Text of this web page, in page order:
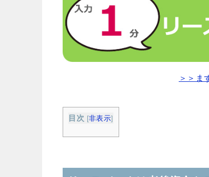
＞＞ま
目次 [非表示]